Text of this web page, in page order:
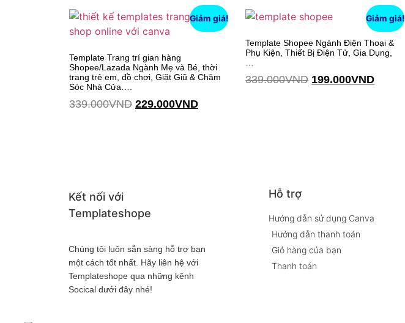
Giảm giá!
Template Trang trí gian hàng
Shopee/Lazada Ngành Mẹ và Bé, thời
trang trẻ em, đồ chơi, Giặt Giũ & Chăm
Sóc Nhà Cửa….
339.000VND 229.000VND
Giảm giá!
Template Shopee Ngành Điện Thoại &
Phụ Kiện, Thiết Bị Điện Tử, Gia Dụng,
339.000VND 199.000VND
Kết nối với
Templateshope
Chúng tôi luôn sẵn sàng hỗ trợ bạn
một cách tốt nhất. Hãy liên hệ với
Templateshope qua những kênh
Socical dưới đây nhé!
Hỗ trợ
Hướng dẫn sử dụng Canva
Hướng dẫn thanh toán
Giỏ hàng của bạn
Thanh toán